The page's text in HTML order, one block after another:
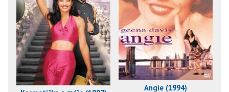
Angie (1994)